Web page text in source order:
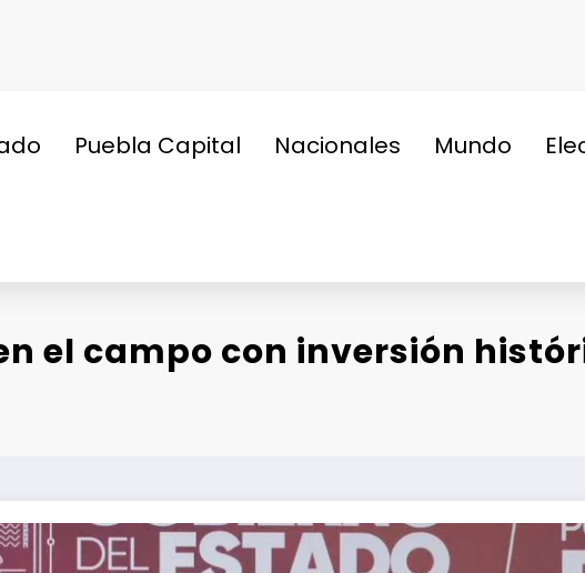
Puebla Capital Nacionales Mundo
el campo con inversión